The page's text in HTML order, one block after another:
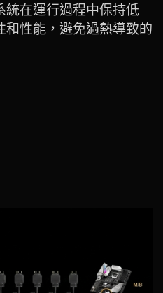
統在運行過程中保持低
性能，避免過熱導致的